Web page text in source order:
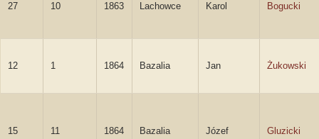
27 10 1863 Lachowce Karol Bogucki
12 1 1864 Bazalia Jan Żukowski
15 11 1864 Bazalia Józef Gluzicki